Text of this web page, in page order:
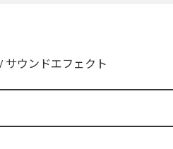
/ サウンドエフェクト